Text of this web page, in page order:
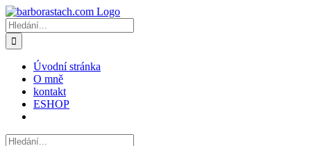
Přeskočit
na
obsah
Hledat:
Úvodní stránka
O mně
kontakt
ESHOP
Hledat: